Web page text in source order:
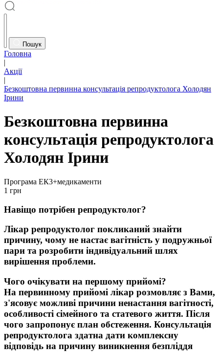
Пошук
Головна
|
Акції
|
Безкоштовна первинна консультація репродуктолога Холодян
Ірини
Безкоштовна первинна
консультація репродуктолога
Холодян Ірини
Програма ЕК3+медикаменти
1 грн
Навіщо потрібен репродуктолог?
Лікар репродуктолог покликаний знайти
причину, чому не настає вагітність у подружньої
пари та розробити індивідуальний шлях
вирішення проблеми.
Чого очікувати на першому прийомі?
На первинному прийомі лікар розмовляє з Вами,
з'ясовує можливі причини ненастання вагітності,
особливості сімейного та статевого життя. Після
чого запропонує план обстеження. Консультація
репродуктолога здатна дати комплексну
відповідь на причину виникнення безпліддя